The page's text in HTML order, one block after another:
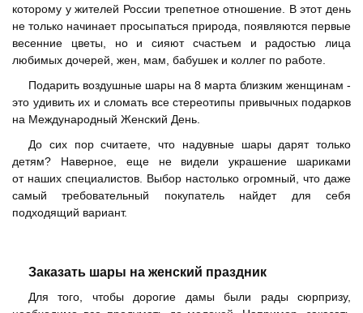
которому у жителей России трепетное отношение. В этот день
не только начинает просыпаться природа, появляются первые
весенние цветы, но и сияют счастьем и радостью лица
любимых дочерей, жен, мам, бабушек и коллег по работе.
Подарить воздушные шары на 8 марта близким женщинам -
это удивить их и сломать все стереотипы привычных подарков
на Международный Женский День.
До сих пор считаете, что надувные шары дарят только
детям? Наверное, еще не видели украшение шариками
от наших специалистов. Выбор настолько огромный, что даже
самый требовательный покупатель найдет для себя
подходящий вариант.
Заказать шары на женский праздник
Для того, чтобы дорогие дамы были рады сюрпризу,